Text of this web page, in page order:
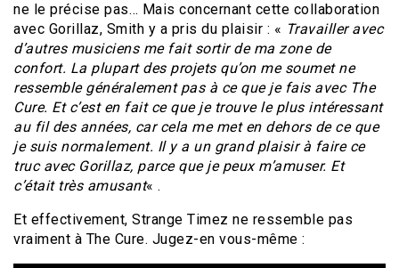
ne le précise pas… Mais concernant cette collaboration
avec Gorillaz, Smith y a pris du plaisir : « Travailler avec
d’autres musiciens me fait sortir de ma zone de
confort. La plupart des projets qu’on me soumet ne
ressemble généralement pas à ce que je fais avec The
Cure. Et c’est en fait ce que je trouve le plus intéressant
au fil des années, car cela me met en dehors de ce que
je suis normalement. Il y a un grand plaisir à faire ce
truc avec Gorillaz, parce que je peux m’amuser. Et
c’était très amusant« .
Et effectivement, Strange Timez ne ressemble pas
vraiment à The Cure. Jugez-en vous-même :